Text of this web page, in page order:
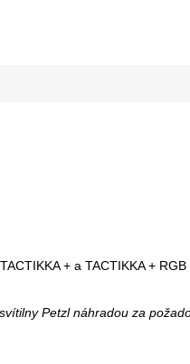
TACTIKKA + a TACTIKKA + RGB
Petzl náhradou za